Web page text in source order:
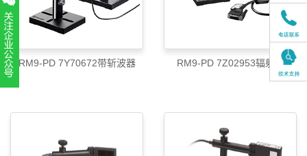
RM9-PD 7Y70672带斩波器 RM9-PD 7Z02953辐射计